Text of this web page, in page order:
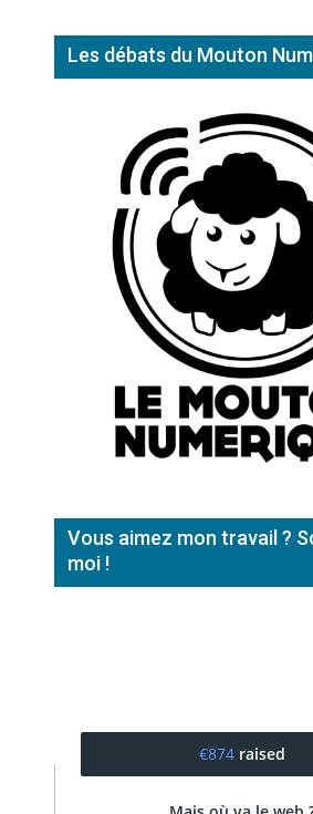
Les débats du Mouton
Vous aimez mon travail ?
moi !